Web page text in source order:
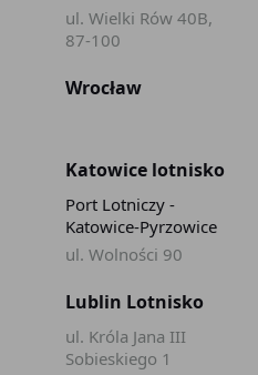
ul. Wielki Rów 40B,
87-100
Wrocław
Katowice lotnisko
Port Lotniczy -
Katowice-Pyrzowice
ul. Wolności 90
Lublin Lotnisko
ul. Króla Jana III
Sobieskiego 1